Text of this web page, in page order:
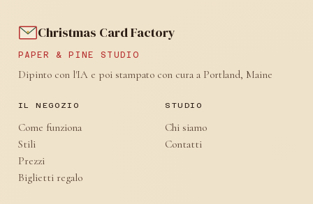
Christmas Card Factory
PAPER & PINE STUDIO
Dipinto con l'IA e poi stampato con cura a Portland, Maine
IL NEGOZIO
Come funziona
Stili
Prezzi
Biglietti regalo
STUDIO
Chi siamo
Contatti